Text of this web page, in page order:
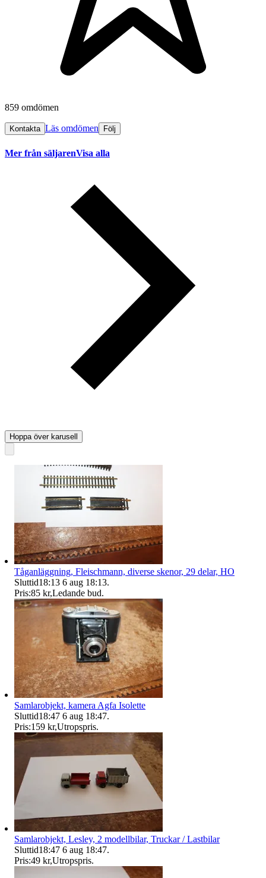
859 omdömen
Kontakta Läs omdömen Följ
Mer från säljarenVisa alla
Hoppa över karusell
Tåganläggning, Fleischmann, diverse skenor, 29 delar, HO
Sluttid18:13 6 aug 18:13.
Pris:85 kr,Ledande bud.
Samlarobjekt, kamera Agfa Isolette
Sluttid18:47 6 aug 18:47.
Pris:159 kr,Utropspris.
Samlarobjekt, Lesley, 2 modellbilar, Truckar / Lastbilar
Sluttid18:47 6 aug 18:47.
Pris:49 kr,Utropspris.